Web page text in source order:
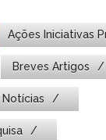
Ações Iniciativas
Breves Artigos
Notícias